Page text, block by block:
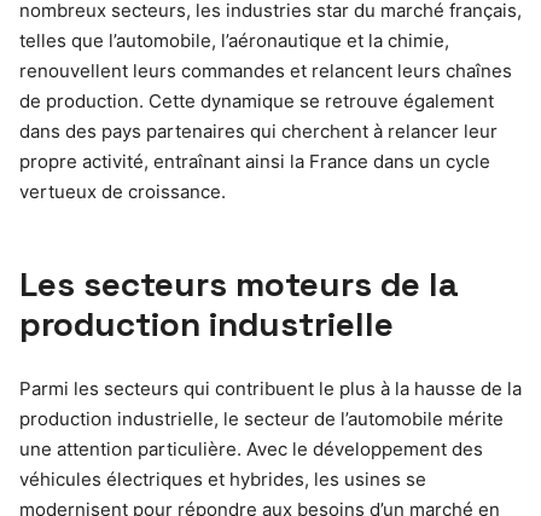
nombreux secteurs, les industries star du marché français,
telles que l’automobile, l’aéronautique et la chimie,
renouvellent leurs commandes et relancent leurs chaînes
de production. Cette dynamique se retrouve également
dans des pays partenaires qui cherchent à relancer leur
propre activité, entraînant ainsi la France dans un cycle
vertueux de croissance.
Les secteurs moteurs de la
production industrielle
Parmi les secteurs qui contribuent le plus à la hausse de la
production industrielle, le secteur de l’automobile mérite
une attention particulière. Avec le développement des
véhicules électriques et hybrides, les usines se
modernisent pour répondre aux besoins d’un marché en